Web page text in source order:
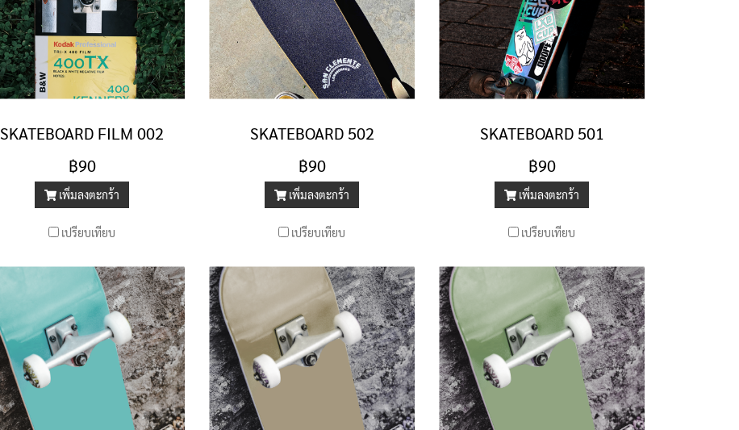
SKATEBOARD FILM 002
฿90
เพิ่มลงตะกร้า
เปรียบเทียบ
SKATEBOARD 502
฿90
เพิ่มลงตะกร้า
เปรียบเทียบ
SKATEBOARD 501
฿90
เพิ่มลงตะกร้า
เปรียบเทียบ